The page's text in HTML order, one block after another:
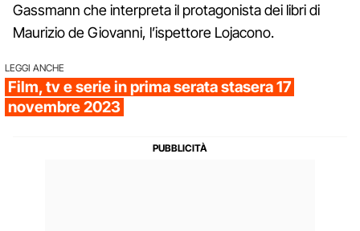
Gassmann che interpreta il protagonista dei libri di
Maurizio de Giovanni, l’ispettore Lojacono.
LEGGI ANCHE
Film, tv e serie in prima serata stasera 17
novembre 2023